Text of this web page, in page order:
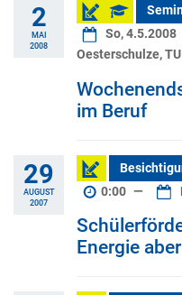
2
MAI
2008
So, 4.5.2008
Oesterschulze,
im Beruf
29
AUGUST
2007
0:00 —
Energie